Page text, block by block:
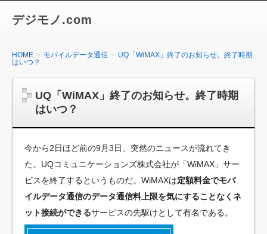
デジモノ.com
HOME モバイルデータ通信
UQ「WiMAX」終了のお知らせ。終了時期
はいつ？
UQ「WiMAX」終了のお知らせ。終了時期
はいつ？
今から2日ほど前の9月3日、突然のニュースが流れてき
た。UQコミュニケーションズ株式会社が「WiMAX」サー
ビスを終了するというものだ。WiMAXは定額料金でモバ
イルデータ通信のデータ通信料上限を気にすることなくネ
ット接続ができるサービスの先駆けとして有名である。